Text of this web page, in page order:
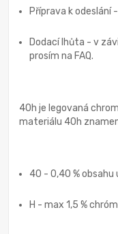
Příprava k odeslání
Dodací lhůta - v
prosím na FAQ.
40h je legovaná
materiálu 40h
40 - 0,40 % obsahu
H - max 1,5 %